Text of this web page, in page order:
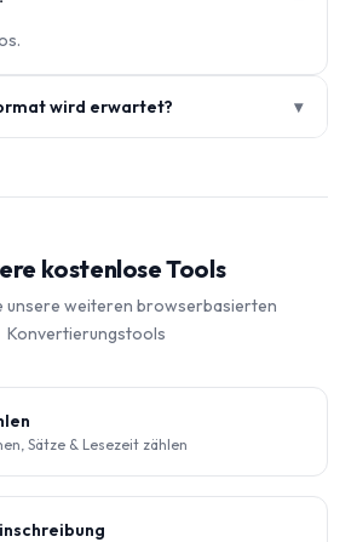
wird erwartet? ▾
kostenlose Tools
unsere weiteren browserbasierten
Konvertierungstools
Sätze & Lesezeit zählen